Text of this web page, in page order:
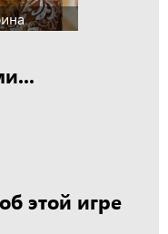
этой игре